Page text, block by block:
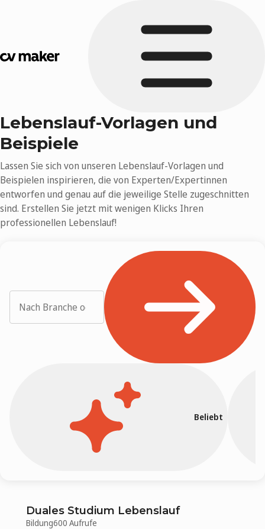
Lebenslauf-Vorlagen und
Beispiele
Lassen Sie sich von unseren Lebenslauf-Vorlagen und
Beispielen inspirieren, die von Experten/Expertinnen
entworfen und genau auf die jeweilige Stelle zugeschnitten
sind. Erstellen Sie jetzt mit wenigen Klicks Ihren
professionellen Lebenslauf!
Beliebt
Duales Studium Lebenslauf
Bildung600 Aufrufe